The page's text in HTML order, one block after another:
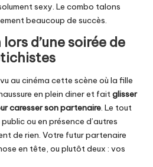
sexy. Le combo talons
beaucoup de succès.
d’une soirée de
au cinéma cette scène où la fille
en plein diner et faitglisser
caresser son partenaire. Le tout
ou en présence d’autres
de rien. Votre futur partenaire
en tête, ou plutôt deux : vos